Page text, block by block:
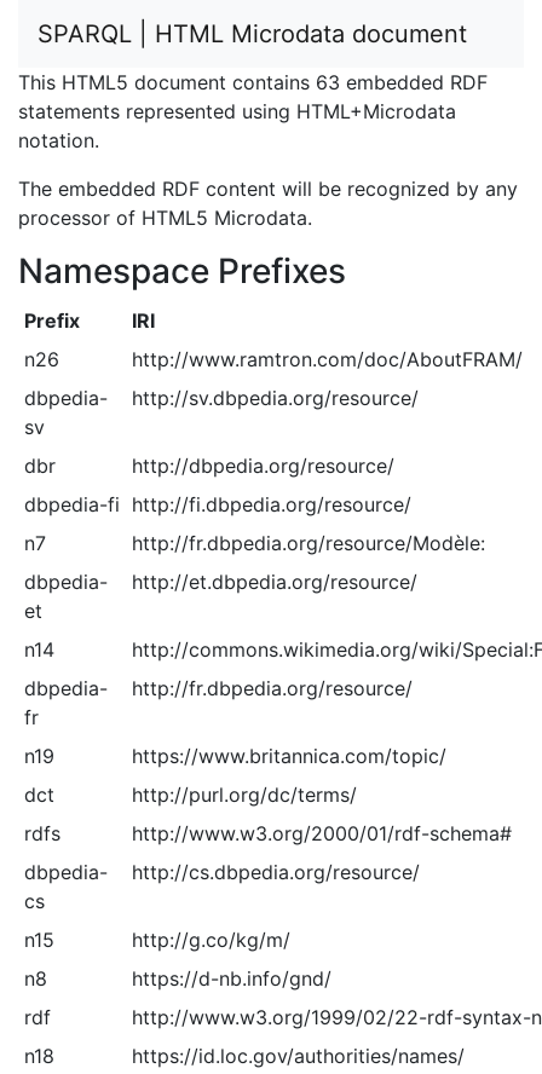
SPARQL | HTML Microdata document
This HTML5 document contains 63 embedded RDF
statements represented using HTML+Microdata
notation.
The embedded RDF content will be recognized by any
processor of HTML5 Microdata.
Namespace Prefixes
Prefix
IRI
n26
http://www.ramtron.com/doc/AboutFRAM/
dbpedia-
sv
http://sv.dbpedia.org/resource/
dbr
http://dbpedia.org/resource/
dbpedia-fi http://fi.dbpedia.org/resource/
n7
http://fr.dbpedia.org/resource/Modèle:
dbpedia-
et
http://et.dbpedia.org/resource/
n14
http://commons.wikimedia.org/wiki/
dbpedia-
fr
http://fr.dbpedia.org/resource/
n19
https://www.britannica.com/topic/
dct
http://purl.org/dc/terms/
rdfs
http://www.w3.org/2000/01/rdf-schema#
dbpedia-
cs
http://cs.dbpedia.org/resource/
n15
http://g.co/kg/m/
n8
https://d-nb.info/gnd/
rdf
http://www.w3.org/1999/02/22-rdf-syntax-
n18
https://id.loc.gov/authorities/names/